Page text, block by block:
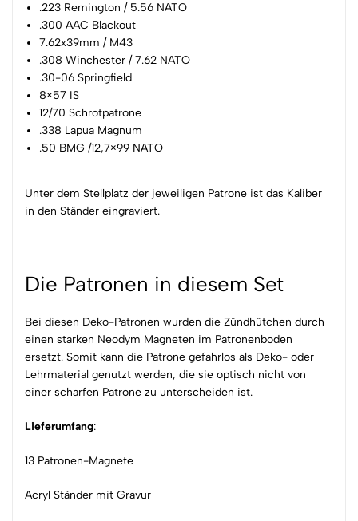
.223 Remington / 5.56 NATO
.300 AAC Blackout
7.62x39mm / M43
.308 Winchester / 7.62 NATO
.30-06 Springfield
8×57 IS
12/70 Schrotpatrone
.338 Lapua Magnum
.50 BMG /12,7×99 NATO
Unter dem Stellplatz der jeweiligen Patrone ist das Kaliber
in den Ständer eingraviert.
Die Patronen in diesem Set
Bei diesen Deko-Patronen wurden die Zündhütchen durch
einen starken Neodym Magneten im Patronenboden
ersetzt. Somit kann die Patrone gefahrlos als Deko- oder
Lehrmaterial genutzt werden, die sie optisch nicht von
einer scharfen Patrone zu unterscheiden ist.
Lieferumfang:
13 Patronen-Magnete
Acryl Ständer mit Gravur